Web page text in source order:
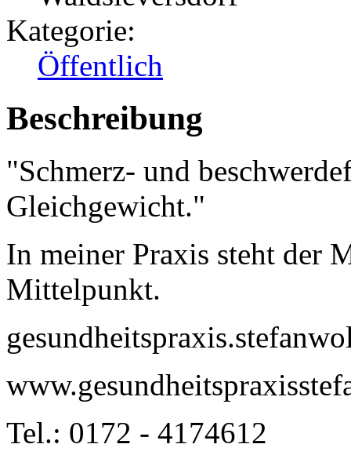
Kategorie:
Öffentlich
Beschreibung
"Schmerz- und
Gleichgewicht."
In meiner Praxis steht der
Mittelpunkt.
Tel.: 0172 - 4174612